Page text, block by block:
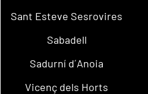
Sant Esteve Sesrovires
Sabadell
Sadurní d´Anoia
Vicenç dels Horts